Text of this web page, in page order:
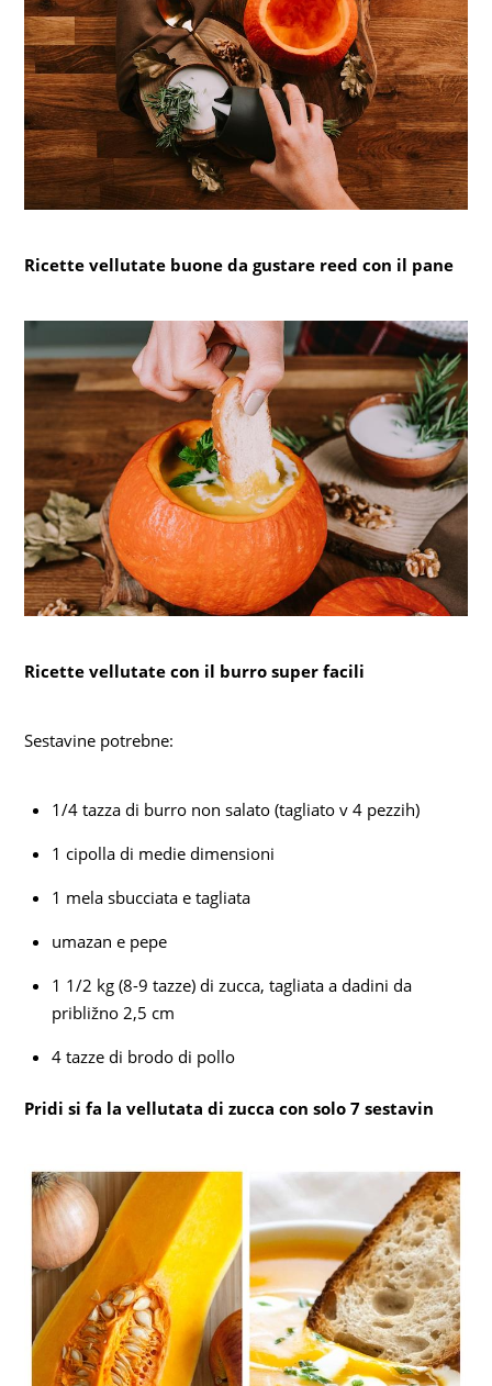
Ricette vellutate buone da gustare reed con il pane
Ricette vellutate con il burro super facili
Sestavine potrebne:
1/4 tazza di burro non salato (tagliato v 4 pezzih)
1 cipolla di medie dimensioni
1 mela sbucciata e tagliata
umazan e pepe
1 1/2 kg (8-9 tazze) di zucca, tagliata a dadini da
približno 2,5 cm
4 tazze di brodo di pollo
Pridi si fa la vellutata di zucca con solo 7 sestavin